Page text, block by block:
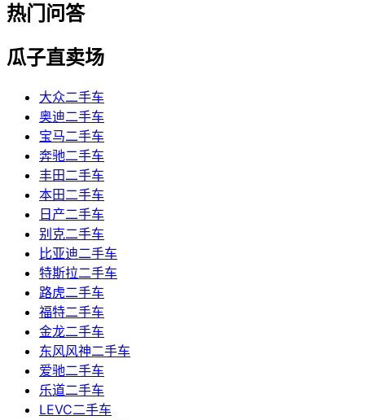
热门问答
瓜子直卖场
大众二手车
奥迪二手车
宝马二手车
奔驰二手车
丰田二手车
本田二手车
日产二手车
别克二手车
比亚迪二手车
特斯拉二手车
路虎二手车
福特二手车
金龙二手车
东风风神二手车
爱驰二手车
乐道二手车
LEVC二手车